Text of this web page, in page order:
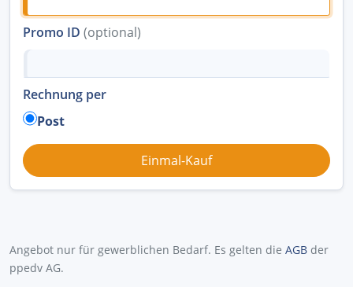
Promo ID (optional)
Rechnung per
Post
Angebot nur für gewerblichen Bedarf. Es gelten die AGB der
ppedv AG.